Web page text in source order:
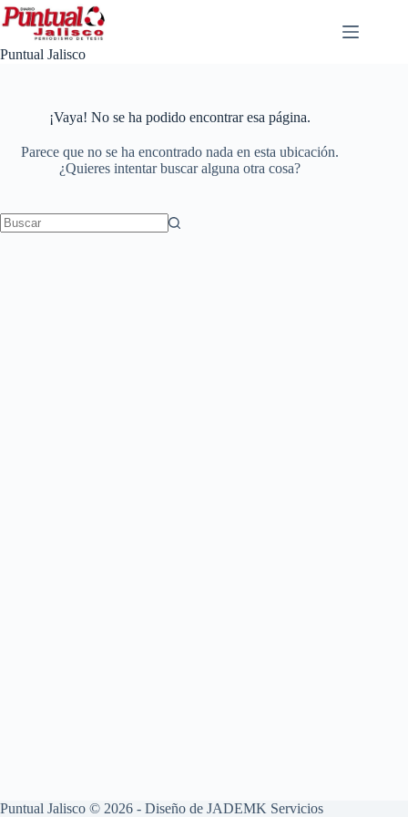
Saltar
al
contenido
Puntual Jalisco
¡Vaya! No se ha podido encontrar esa página.
Parece que no se ha encontrado nada en esta ubicación.
¿Quieres intentar buscar alguna otra cosa?
Puntual Jalisco © 2026 - Diseño de JADEMK Servicios